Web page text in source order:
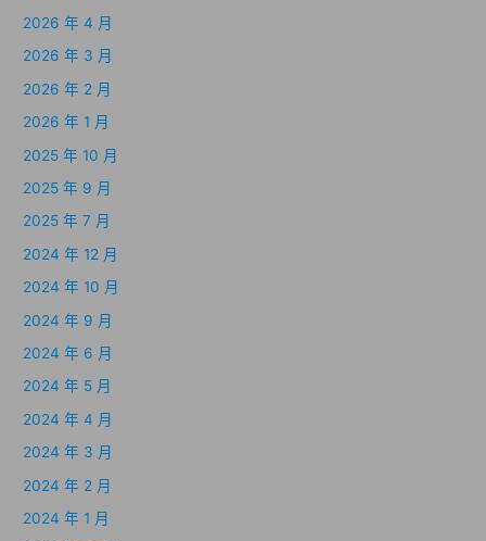
2026 年 4 月
2026 年 3 月
2026 年 2 月
2026 年 1 月
2025 年 10 月
2025 年 9 月
2025 年 7 月
2024 年 12 月
2024 年 10 月
2024 年 9 月
2024 年 6 月
2024 年 5 月
2024 年 4 月
2024 年 3 月
2024 年 2 月
2024 年 1 月